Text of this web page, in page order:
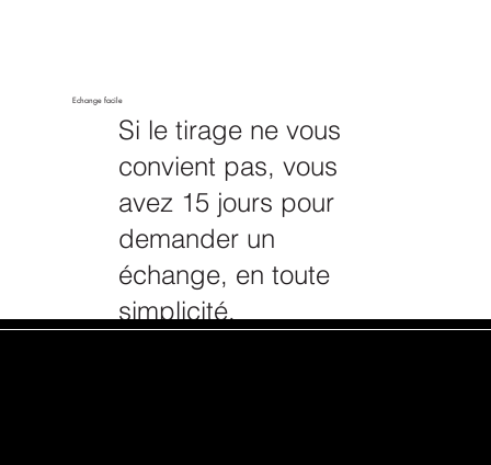
Echange facile
Si le tirage ne vous
convient pas, vous
avez 15 jours pour
demander un
échange, en toute
simplicité.